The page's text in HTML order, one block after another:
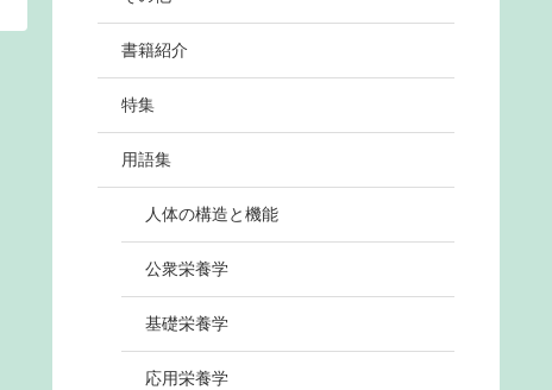
書籍紹介
特集
用語集
人体の構造と機能
公衆栄養学
基礎栄養学
応用栄養学